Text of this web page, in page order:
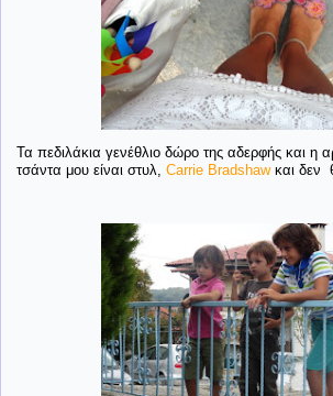
Τα πεδιλάκια γενέθλιο δώρο της αδερφής και η
τσάντα μου είναι στυλ, Carrie Bradshawκαι δεν